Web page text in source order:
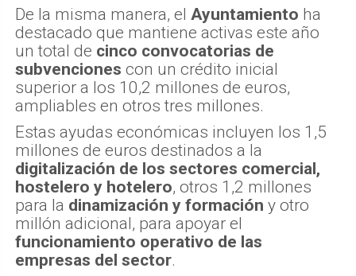
De la misma manera, el Ayuntamiento ha
destacado que mantiene activas este año
un total de cinco convocatorias de
subvenciones con un crédito inicial
superior a los 10,2 millones de euros,
ampliables en otros tres millones.
Estas ayudas económicas incluyen los 1,5
millones de euros destinados a la
digitalización de los sectores comercial,
hostelero y hotelero, otros 1,2 millones
para la dinamización y formación y otro
millón adicional, para apoyar el
funcionamiento operativo de las
empresas del sector.